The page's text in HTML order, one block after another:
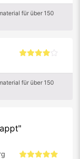
für über 150
für über 150